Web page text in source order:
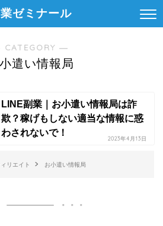
ゼミナール
―
遣い情報局
LINE副業｜お小遣い情報局は詐
欺？稼げもしない適当な情報に惑
わされないで！
2023年4月13日
リエイト お小遣い情報局